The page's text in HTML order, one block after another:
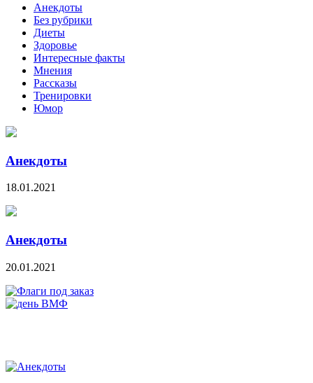
Анекдоты
Без рубрики
Диеты
Здоровье
Интересные факты
Мнения
Рассказы
Тренировки
Юмор
Анекдоты
18.01.2021
Анекдоты
20.01.2021